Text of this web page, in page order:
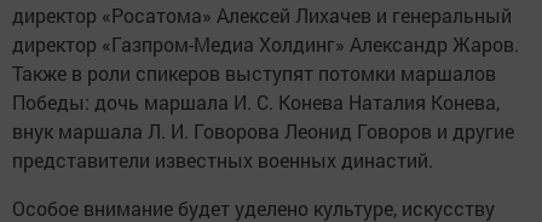
директор «Росатома» Алексей Лихачев и генеральный
директор «Газпром-Медиа Холдинг» Александр Жаров.
Также в роли спикеров выступят потомки маршалов
Победы: дочь маршала И. С. Конева Наталия Конева,
внук маршала Л. И. Говорова Леонид Говоров и другие
представители известных военных династий.
Особое внимание будет уделено культуре, искусству